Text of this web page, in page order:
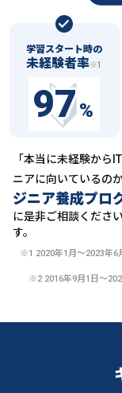
学習スタート時の
未経験者率※1
97%
「本当に未経験から
ニアに向いているの
ジニア養成プロ
に是非ご相談くださ
す。
※1 2020年1月〜2023年
※2 2016年9月1日〜